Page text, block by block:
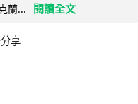
蘭...
閱讀全文
分享